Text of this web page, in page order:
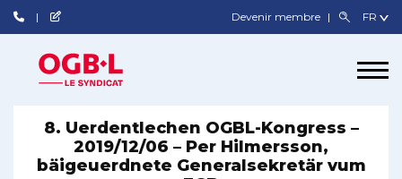
Devenir membre
8. Uerdentlechen OGBL-Kongress –
2019/12/06 – Per Hilmersson,
bäigeuerdnete Generalsekretär vum